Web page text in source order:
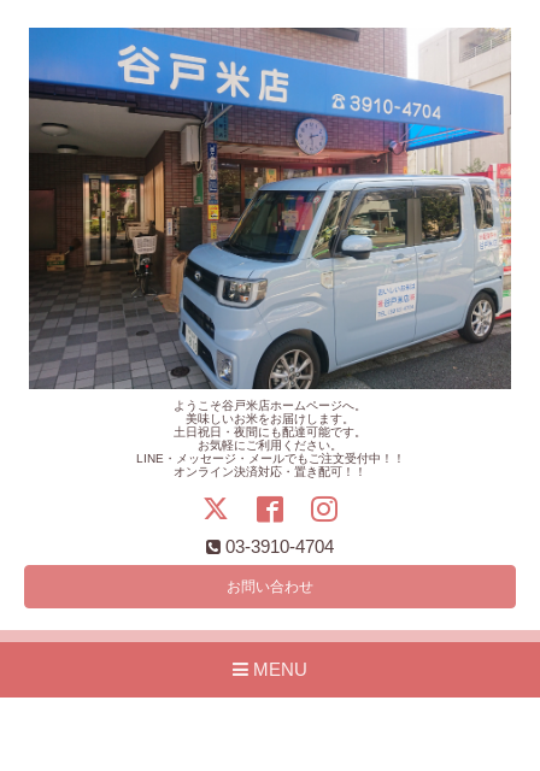
ようこそ谷戸米店ホームページへ。
美味しいお米をお届けします。
土日祝日・夜間にも配達可能です。
お気軽にご利用ください。
LINE・メッセージ・メールでもご注文受付中！！
オンライン決済対応・置き配可！！
03-3910-4704
お問い合わせ
MENU